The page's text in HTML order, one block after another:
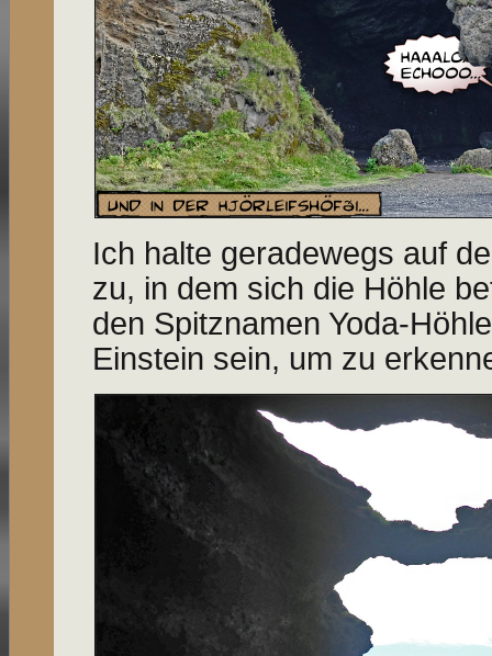
Ich halte geradewegs auf
zu, in dem sich die Höhle
den Spitznamen Yoda-
Einstein sein, um zu